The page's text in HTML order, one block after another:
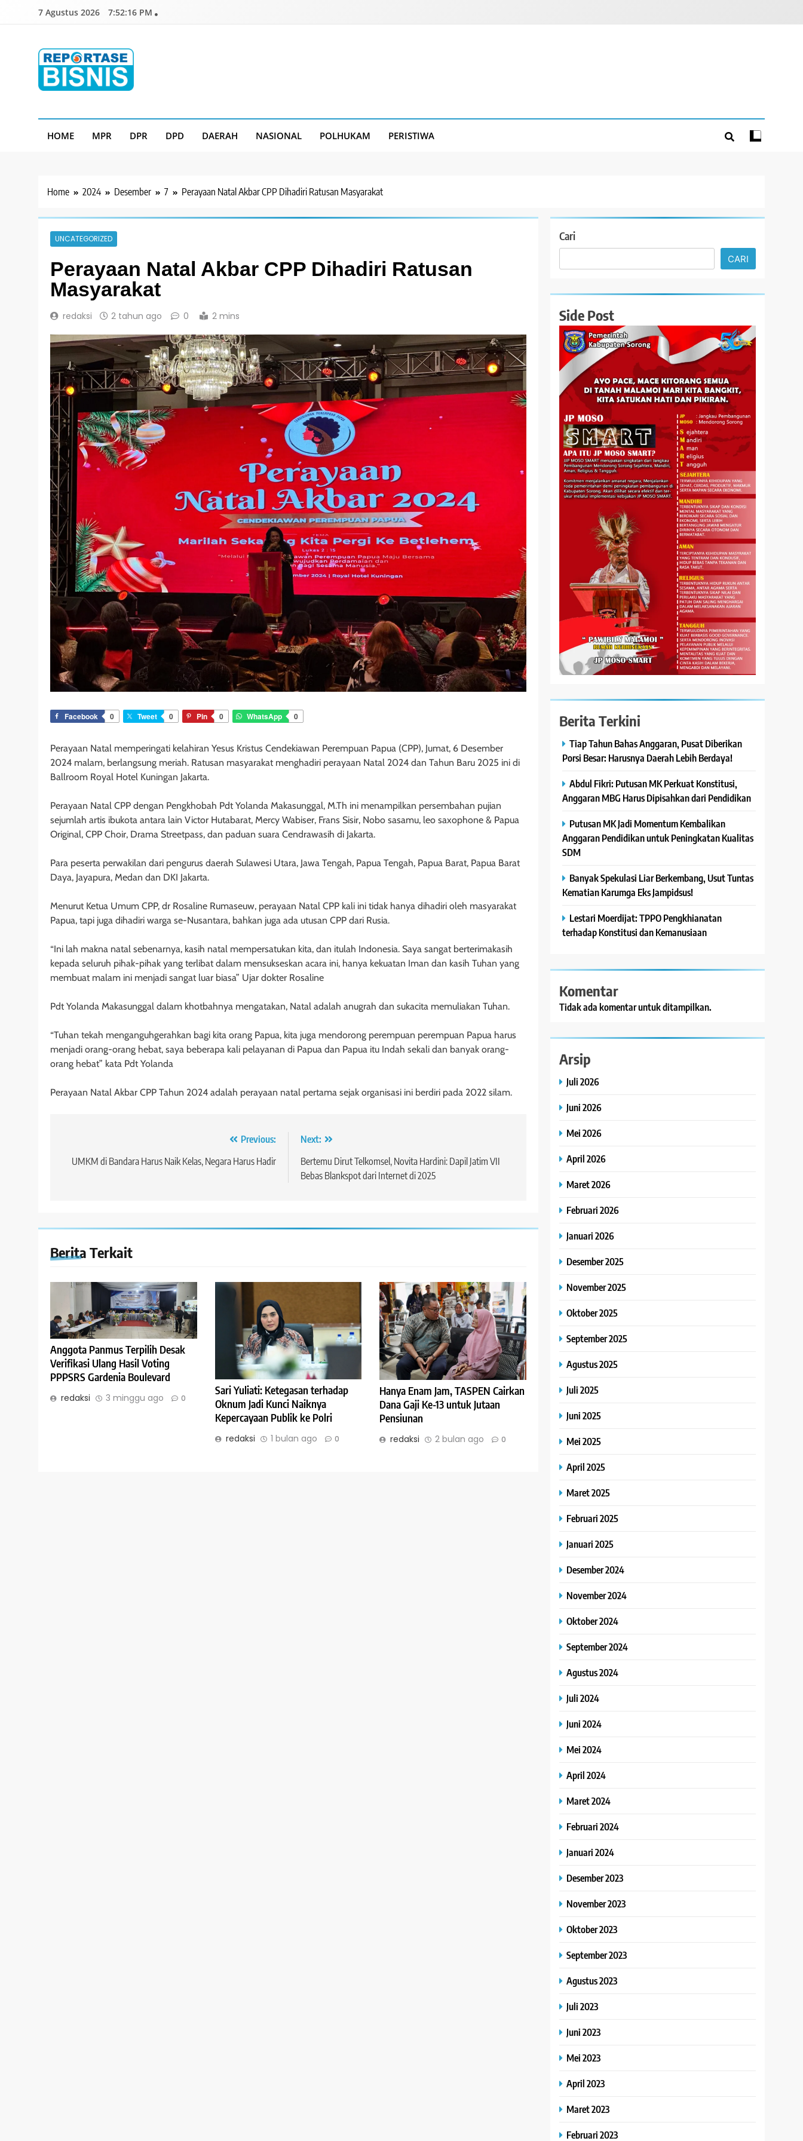
7 Agustus 2026 7:52:17 PM
HOME MPR DPR DPD DAERAH NASIONAL POLHUKAM PERISTIWA
Home 2024 Desember 7 Perayaan Natal Akbar CPP Dihadiri Ratusan Masyarakat
UNCATEGORIZED
Perayaan Natal Akbar CPP Dihadiri Ratusan
Masyarakat
redaksi 2 tahun ago 0 2 mins
Facebook 0 Tweet 0 Pin 0 WhatsApp 0
Perayaan Natal memperingati kelahiran Yesus Kristus Cendekiawan Perempuan Papua (CPP), Jumat, 6 Desember
2024 malam, berlangsung meriah. Ratusan masyarakat menghadiri perayaan Natal 2024 dan Tahun Baru 2025 ini di
Ballroom Royal Hotel Kuningan Jakarta.
Perayaan Natal CPP dengan Pengkhobah Pdt Yolanda Makasunggal, M.Th ini menampilkan persembahan pujian
sejumlah artis ibukota antara lain Victor Hutabarat, Mercy Wabiser, Frans Sisir, Nobo sasamu, leo saxophone & Papua
Original, CPP Choir, Drama Streetpass, dan paduan suara Cendrawasih di Jakarta.
Para peserta perwakilan dari pengurus daerah Sulawesi Utara, Jawa Tengah, Papua Tengah, Papua Barat, Papua Barat
Daya, Jayapura, Medan dan DKI Jakarta.
Menurut Ketua Umum CPP, dr Rosaline Rumaseuw, perayaan Natal CPP kali ini tidak hanya dihadiri oleh masyarakat
Papua, tapi juga dihadiri warga se-Nusantara, bahkan juga ada utusan CPP dari Rusia.
“Ini lah makna natal sebenarnya, kasih natal mempersatukan kita, dan itulah Indonesia. Saya sangat berterimakasih
kepada seluruh pihak-pihak yang terlibat dalam mensukseskan acara ini, hanya kekuatan Iman dan kasih Tuhan yang
membuat malam ini menjadi sangat luar biasa” Ujar dokter Rosaline
Pdt Yolanda Makasunggal dalam khotbahnya mengatakan, Natal adalah anugrah dan sukacita memuliakan Tuhan.
“Tuhan tekah menganguhgerahkan bagi kita orang Papua, kita juga mendorong perempuan perempuan Papua harus
menjadi orang-orang hebat, saya beberapa kali pelayanan di Papua dan Papua itu Indah sekali dan banyak orang-
orang hebat” kata Pdt Yolanda
Perayaan Natal Akbar CPP Tahun 2024 adalah perayaan natal pertama sejak organisasi ini berdiri pada 2022 silam.
pos
Previous:
UMKM di Bandara Harus Naik Kelas, Negara Harus Hadir
Next:
Bertemu Dirut Telkomsel, Novita Hardini: Dapil Jatim VII
Bebas Blankspot dari Internet di 2025
Berita Terkait
Anggota Panmus Terpilih Desak
Verifikasi Ulang Hasil Voting
PPPSRS Gardenia Boulevard
redaksi 3 minggu ago 0
Sari Yuliati: Ketegasan terhadap
Oknum Jadi Kunci Naiknya
Kepercayaan Publik ke Polri
redaksi 1 bulan ago 0
Hanya Enam Jam, TASPEN Cairkan
Dana Gaji Ke-13 untuk Jutaan
Pensiunan
redaksi 2 bulan ago 0
Cari
CARI
Side Post
Berita Terkini
Tiap Tahun Bahas Anggaran, Pusat Diberikan
Porsi Besar: Harusnya Daerah Lebih Berdaya!
Abdul Fikri: Putusan MK Perkuat Konstitusi,
Anggaran MBG Harus Dipisahkan dari Pendidikan
Putusan MK Jadi Momentum Kembalikan
Anggaran Pendidikan untuk Peningkatan Kualitas
SDM
Banyak Spekulasi Liar Berkembang, Usut Tuntas
Kematian Karumga Eks Jampidsus!
Lestari Moerdijat: TPPO Pengkhianatan
terhadap Konstitusi dan Kemanusiaan
Komentar
Tidak ada komentar untuk ditampilkan.
Arsip
Juli 2026
Juni 2026
Mei 2026
April 2026
Maret 2026
Februari 2026
Januari 2026
Desember 2025
November 2025
Oktober 2025
September 2025
Agustus 2025
Juli 2025
Juni 2025
Mei 2025
April 2025
Maret 2025
Februari 2025
Januari 2025
Desember 2024
November 2024
Oktober 2024
September 2024
Agustus 2024
Juli 2024
Juni 2024
Mei 2024
April 2024
Maret 2024
Februari 2024
Januari 2024
Desember 2023
November 2023
Oktober 2023
September 2023
Agustus 2023
Juli 2023
Juni 2023
Mei 2023
April 2023
Maret 2023
Februari 2023